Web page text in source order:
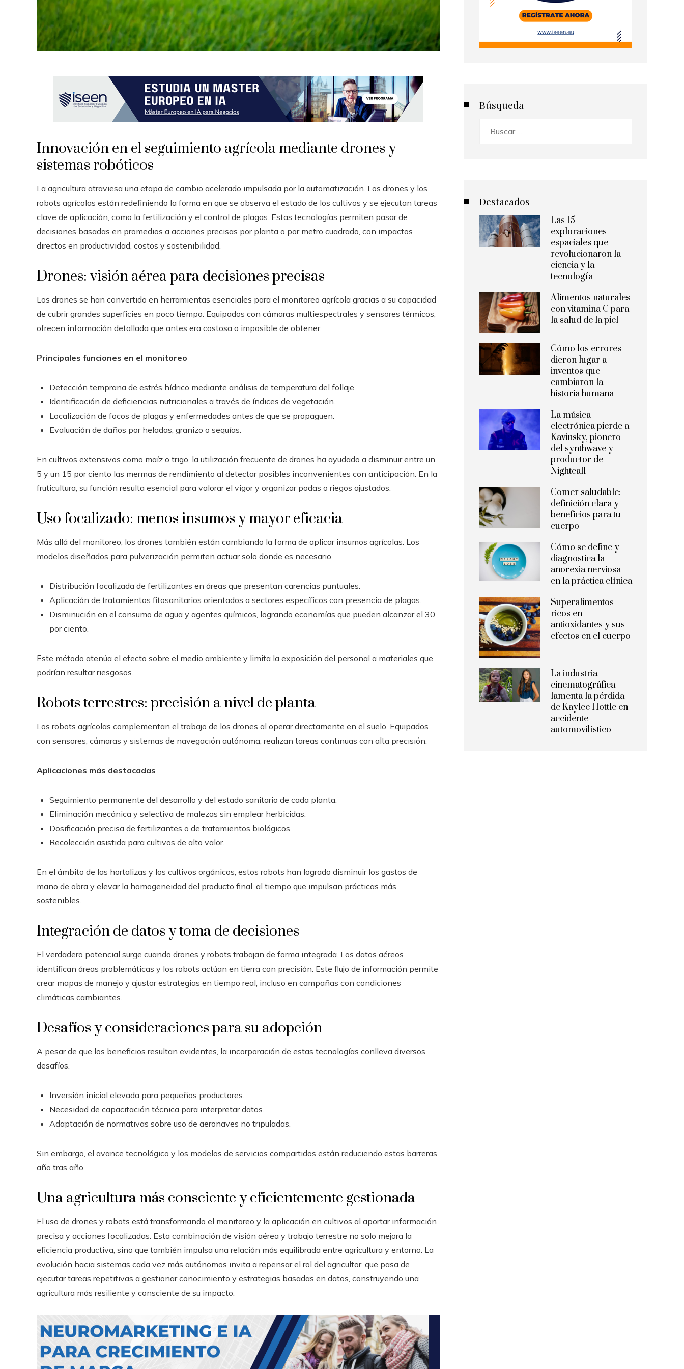
Innovación en el seguimiento agrícola mediante drones y
sistemas robóticos
La agricultura atraviesa una etapa de cambio acelerado impulsada por la automatización. Los drones y los
robots agrícolas están redefiniendo la forma en que se observa el estado de los cultivos y se ejecutan tareas
clave de aplicación, como la fertilización y el control de plagas. Estas tecnologías permiten pasar de
decisiones basadas en promedios a acciones precisas por planta o por metro cuadrado, con impactos
directos en productividad, costos y sostenibilidad.
Drones: visión aérea para decisiones precisas
Los drones se han convertido en herramientas esenciales para el monitoreo agrícola gracias a su capacidad
de cubrir grandes superficies en poco tiempo. Equipados con cámaras multiespectrales y sensores térmicos,
ofrecen información detallada que antes era costosa o imposible de obtener.
Principales funciones en el monitoreo
Detección temprana de estrés hídrico mediante análisis de temperatura del follaje.
Identificación de deficiencias nutricionales a través de índices de vegetación.
Localización de focos de plagas y enfermedades antes de que se propaguen.
Evaluación de daños por heladas, granizo o sequías.
En cultivos extensivos como maíz o trigo, la utilización frecuente de drones ha ayudado a disminuir entre un
5 y un 15 por ciento las mermas de rendimiento al detectar posibles inconvenientes con anticipación. En la
fruticultura, su función resulta esencial para valorar el vigor y organizar podas o riegos ajustados.
Uso focalizado: menos insumos y mayor eficacia
Más allá del monitoreo, los drones también están cambiando la forma de aplicar insumos agrícolas. Los
modelos diseñados para pulverización permiten actuar solo donde es necesario.
Distribución focalizada de fertilizantes en áreas que presentan carencias puntuales.
Aplicación de tratamientos fitosanitarios orientados a sectores específicos con presencia de plagas.
Disminución en el consumo de agua y agentes químicos, logrando economías que pueden alcanzar el 30
por ciento.
Este método atenúa el efecto sobre el medio ambiente y limita la exposición del personal a materiales que
podrían resultar riesgosos.
Robots terrestres: precisión a nivel de planta
Los robots agrícolas complementan el trabajo de los drones al operar directamente en el suelo. Equipados
con sensores, cámaras y sistemas de navegación autónoma, realizan tareas continuas con alta precisión.
Aplicaciones más destacadas
Seguimiento permanente del desarrollo y del estado sanitario de cada planta.
Eliminación mecánica y selectiva de malezas sin emplear herbicidas.
Dosificación precisa de fertilizantes o de tratamientos biológicos.
Recolección asistida para cultivos de alto valor.
En el ámbito de las hortalizas y los cultivos orgánicos, estos robots han logrado disminuir los gastos de
mano de obra y elevar la homogeneidad del producto final, al tiempo que impulsan prácticas más
sostenibles.
Integración de datos y toma de decisiones
El verdadero potencial surge cuando drones y robots trabajan de forma integrada. Los datos aéreos
identifican áreas problemáticas y los robots actúan en tierra con precisión. Este flujo de información permite
crear mapas de manejo y ajustar estrategias en tiempo real, incluso en campañas con condiciones
climáticas cambiantes.
Desafíos y consideraciones para su adopción
A pesar de que los beneficios resultan evidentes, la incorporación de estas tecnologías conlleva diversos
desafíos.
Inversión inicial elevada para pequeños productores.
Necesidad de capacitación técnica para interpretar datos.
Adaptación de normativas sobre uso de aeronaves no tripuladas.
Sin embargo, el avance tecnológico y los modelos de servicios compartidos están reduciendo estas barreras
año tras año.
Una agricultura más consciente y eficientemente gestionada
El uso de drones y robots está transformando el monitoreo y la aplicación en cultivos al aportar información
precisa y acciones focalizadas. Esta combinación de visión aérea y trabajo terrestre no solo mejora la
eficiencia productiva, sino que también impulsa una relación más equilibrada entre agricultura y entorno. La
evolución hacia sistemas cada vez más autónomos invita a repensar el rol del agricultor, que pasa de
ejecutar tareas repetitivas a gestionar conocimiento y estrategias basadas en datos, construyendo una
agricultura más resiliente y consciente de su impacto.
Búsqueda
Destacados
Las 15
exploraciones
espaciales que
revolucionaron la
ciencia y la
tecnología
Alimentos naturales
con vitamina C para
la salud de la piel
Cómo los errores
dieron lugar a
inventos que
cambiaron la
historia humana
La música
electrónica pierde a
Kavinsky, pionero
del synthwave y
productor de
Nightcall
Comer saludable:
definición clara y
beneficios para tu
cuerpo
Cómo se define y
diagnostica la
anorexia nerviosa
en la práctica clínica
Superalimentos
ricos en
antioxidantes y sus
efectos en el cuerpo
La industria
cinematográfica
lamenta la pérdida
de Kaylee Hottle en
accidente
automovilístico